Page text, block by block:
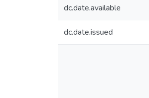
dc.date.available
dc.date.issued